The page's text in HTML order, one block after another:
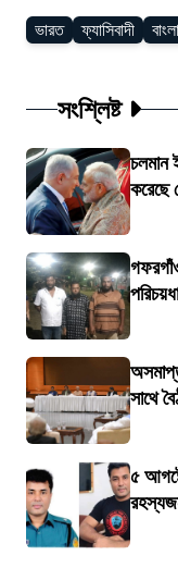
ভারত ফ্যাসিবাদী
সংশ্লিষ্ট
চলমান
করেছে
সাথে
৫